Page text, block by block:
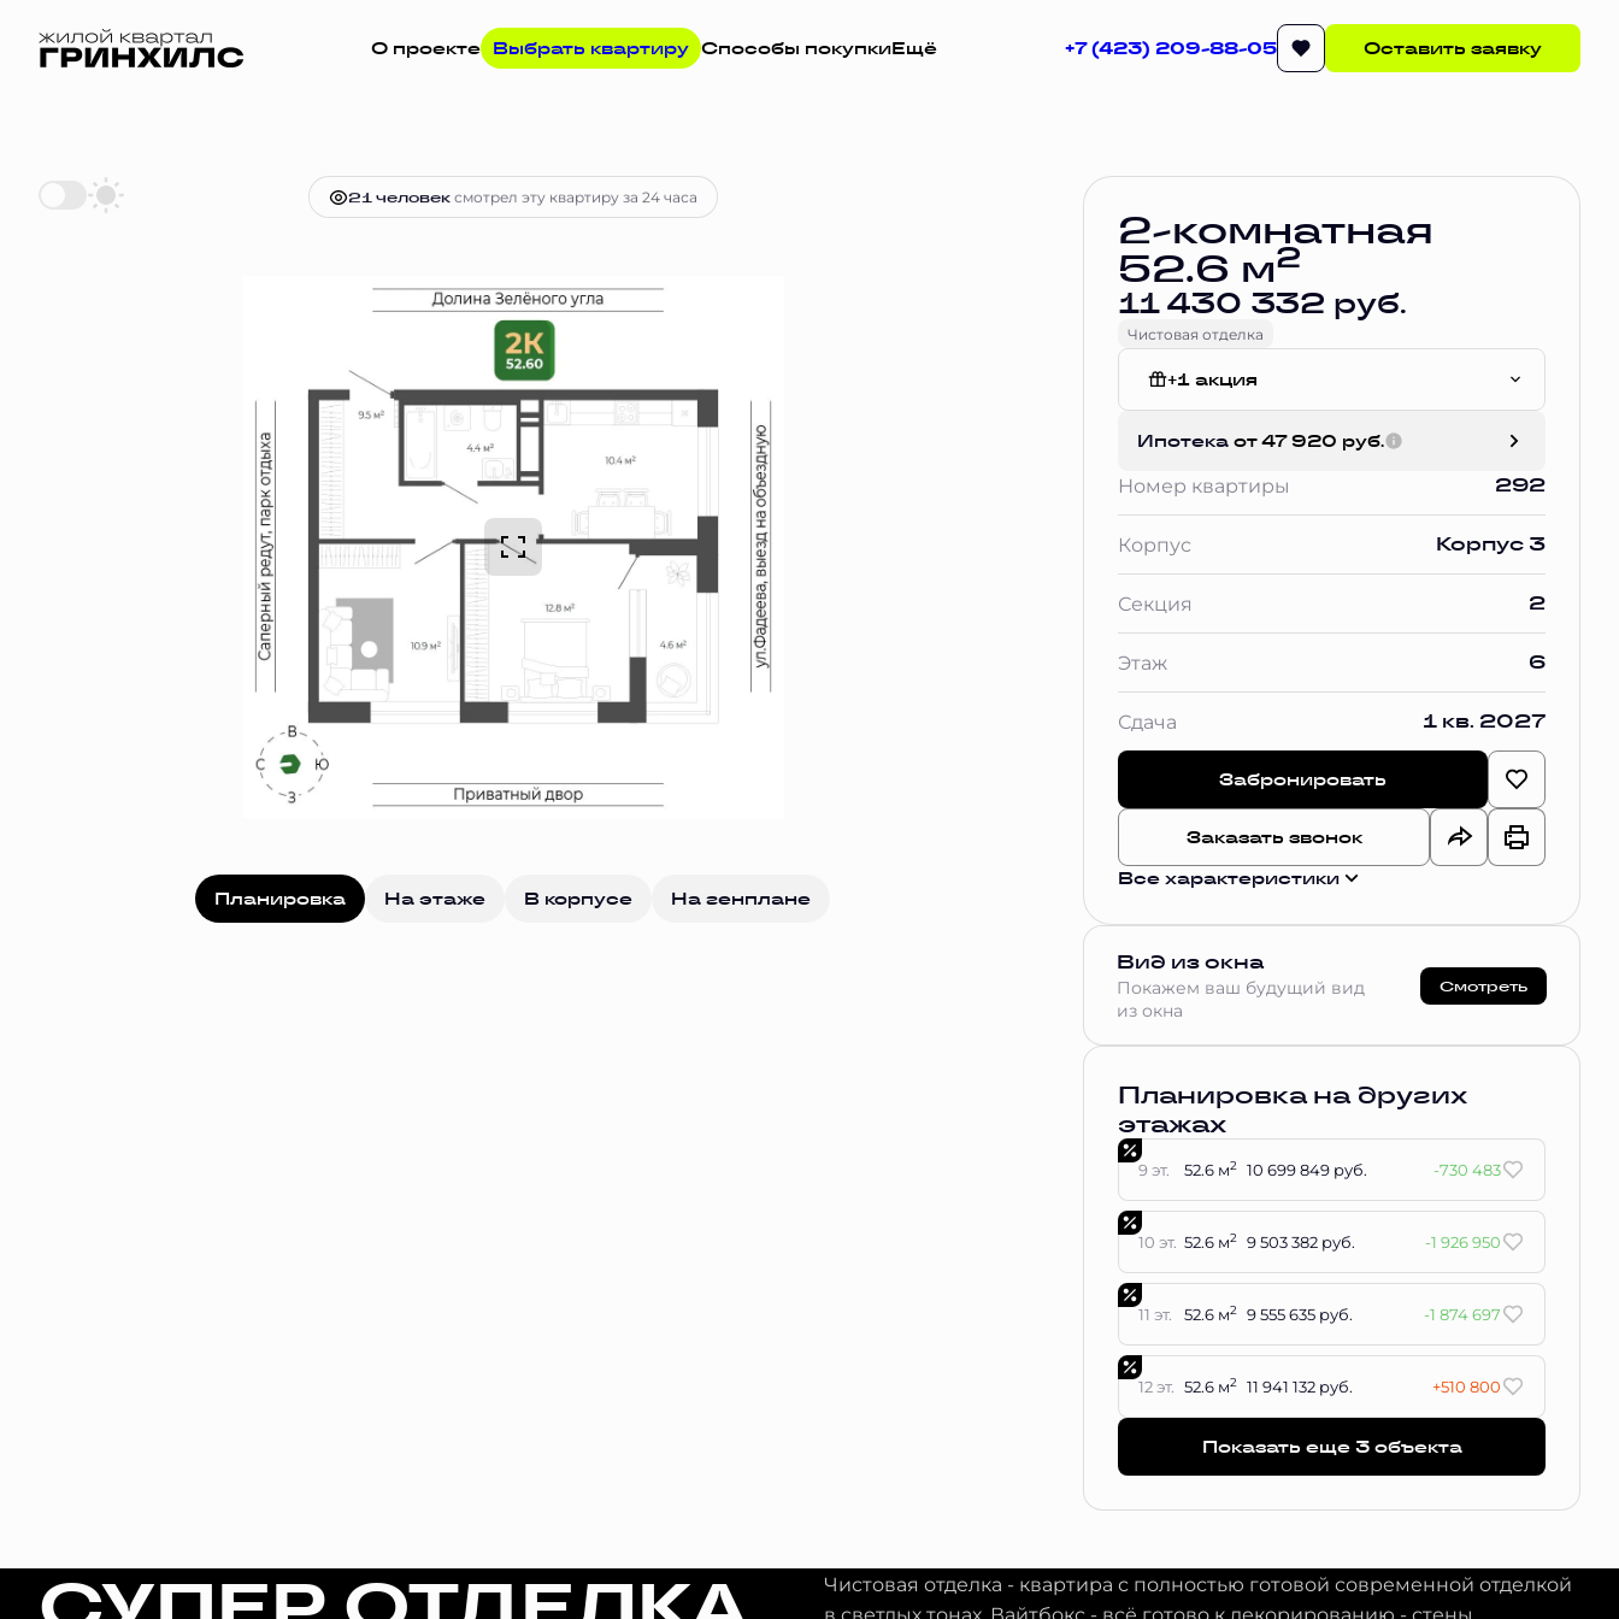
О проекте Выбрать квартиру Способы покупкиЕщё +7 (423) 209-88-05 Оставить заявку
2-комнатная 11 430 332 руб. Забронировать
21 человексмотрел эту квартиру за 24 часа
Планировка На этаже В корпусе На генплане
2-комнатная
52.6 м2
11 430 332 руб.
Чистовая отделка
+1 акция
Ипотека от 47 920 руб.
Номер квартиры 292
Корпус Корпус 3
Секция 2
Этаж 6
Сдача 1 кв. 2027
Забронировать
Заказать звонок
Все характеристики
Вид из окна
Покажем ваш будущий вид
из окна
Смотреть
Планировка на других
этажах
9 эт. 52.6 м2 10 699 849 руб. -730 483
10 эт. 52.6 м2 9 503 382 руб. -1 926 950
11 эт. 52.6 м2 9 555 635 руб. -1 874 697
12 эт. 52.6 м2 11 941 132 руб. +510 800
Показать еще 3 объектa
Чистовая отделка - квартира с полностью готовой современной отделкой
в светлых тонах. Вайтбокс - всё готово к декорированию - стены